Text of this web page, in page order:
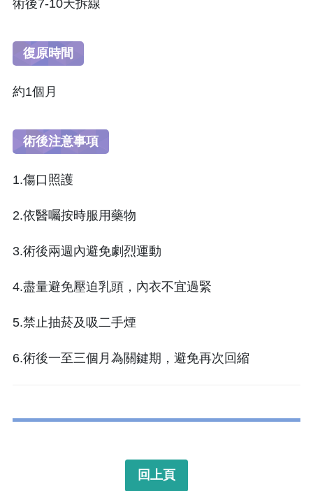
術後7-10天拆線
復原時間
約1個月
術後注意事項
1.傷口照護
2.依醫囑按時服用藥物
3.術後兩週內避免劇烈運動
4.盡量避免壓迫乳頭，內衣不宜過緊
5.禁止抽菸及吸二手煙
6.術後一至三個月為關鍵期，避免再次回縮
回上頁